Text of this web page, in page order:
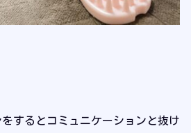
するとコミュニケーションと抜け